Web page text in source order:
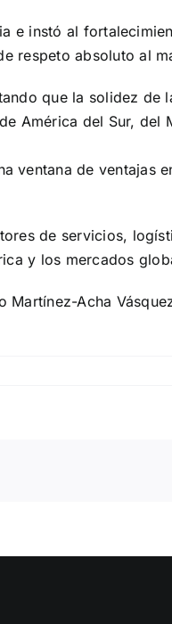
e instó al
respeto absoluto al
que la solidez de
América del Sur, del
ventana de ventajas
de servicios,
y los mercados
Acha